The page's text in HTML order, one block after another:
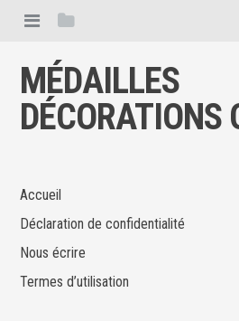
MÉDAILLES
DÉCORATIONS
Accueil
Déclaration de confidentialité
Nous écrire
Termes d’utilisation